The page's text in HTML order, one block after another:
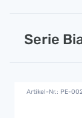
Serie
Artikel-Nr.: PE-